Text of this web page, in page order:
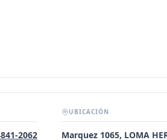
METALÚRGICAS
2062
UBICACIÓN
Marquez 1065, LOMA